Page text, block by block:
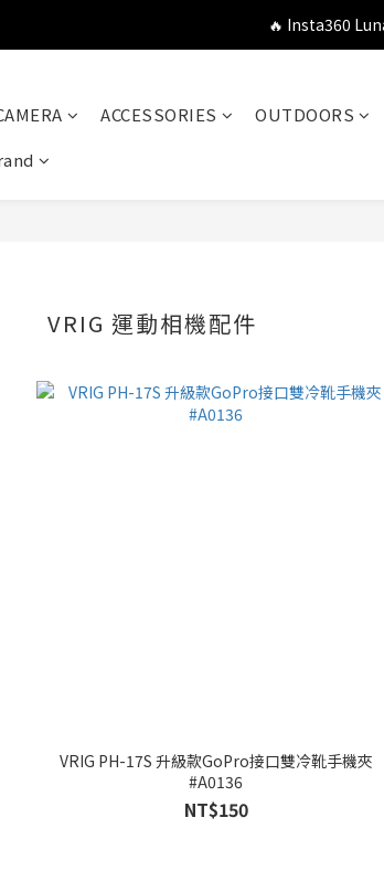
🔥 DJI OSMO
🔥 Insta360
🔥 DJI OSMO
ACCESSORIES OUTDOORS
VRIG 運動相機配件
VRIG PH-17S 升級款GoPro接口雙冷靴手機夾
#A0136
NT$150